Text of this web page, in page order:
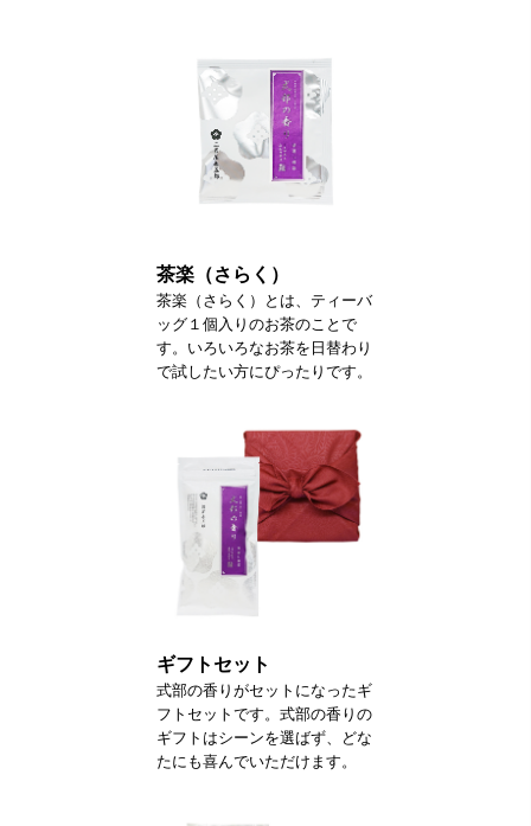
茶楽（さらく）
茶楽（さらく）とは、ティーバ
ッグ１個入りのお茶のことで
す。いろいろなお茶を日替わり
で試したい方にぴったりです。
ギフトセット
式部の香りがセットになったギ
フトセットです。式部の香りの
ギフトはシーンを選ばず、どな
たにも喜んでいただけます。